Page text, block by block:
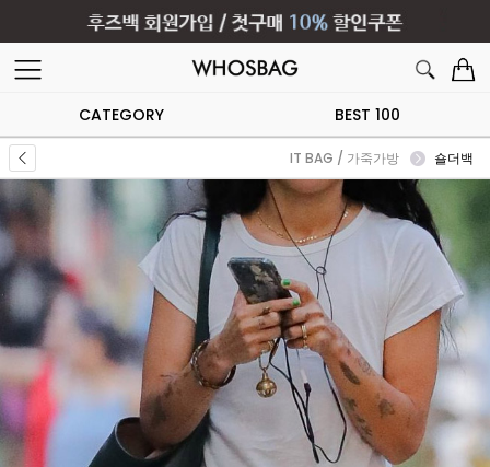
CATEGORY BEST 100
IT BAG / 가죽가방 숄더백